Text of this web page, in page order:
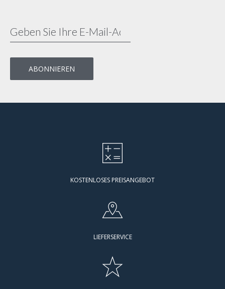
KOSTENLOSES PREISANGEBOT
LIEFERSERVICE